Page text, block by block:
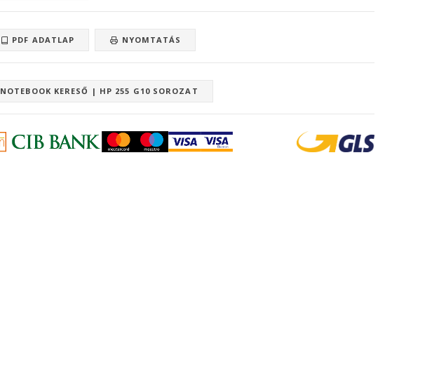
PDF ADATLAP NYOMTATÁS
NOTEBOOK KERESŐ | HP 255 G10 SOROZAT